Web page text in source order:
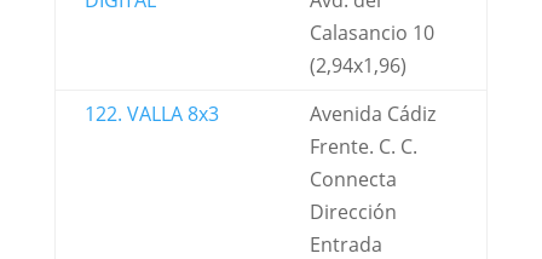
Calasancio 10
(2,94x1,96)
122. VALLA 8x3
Avenida Cádiz
Frente. C. C.
Connecta
Dirección
Entrada